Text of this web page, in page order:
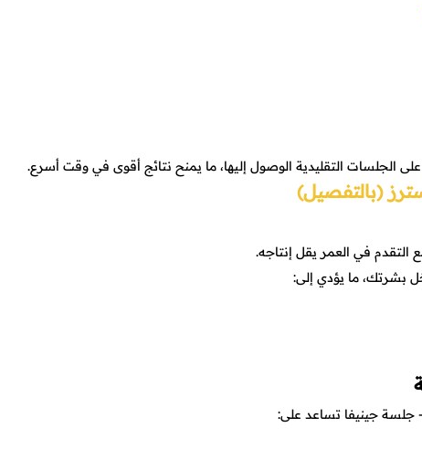
الجلسات التقليدية الوصول إليها، ما يمنح نتائج أقوى في وقت أسرع.
(بالتفصيل)
التقدم في العمر يقل إنتاجه.
بشرتك، ما يؤدي إلى:
جلسة جينيفا تساعد على: